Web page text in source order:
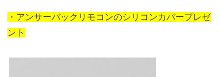
・アンサーバックリモコンのシリコンカバープレゼ
ント